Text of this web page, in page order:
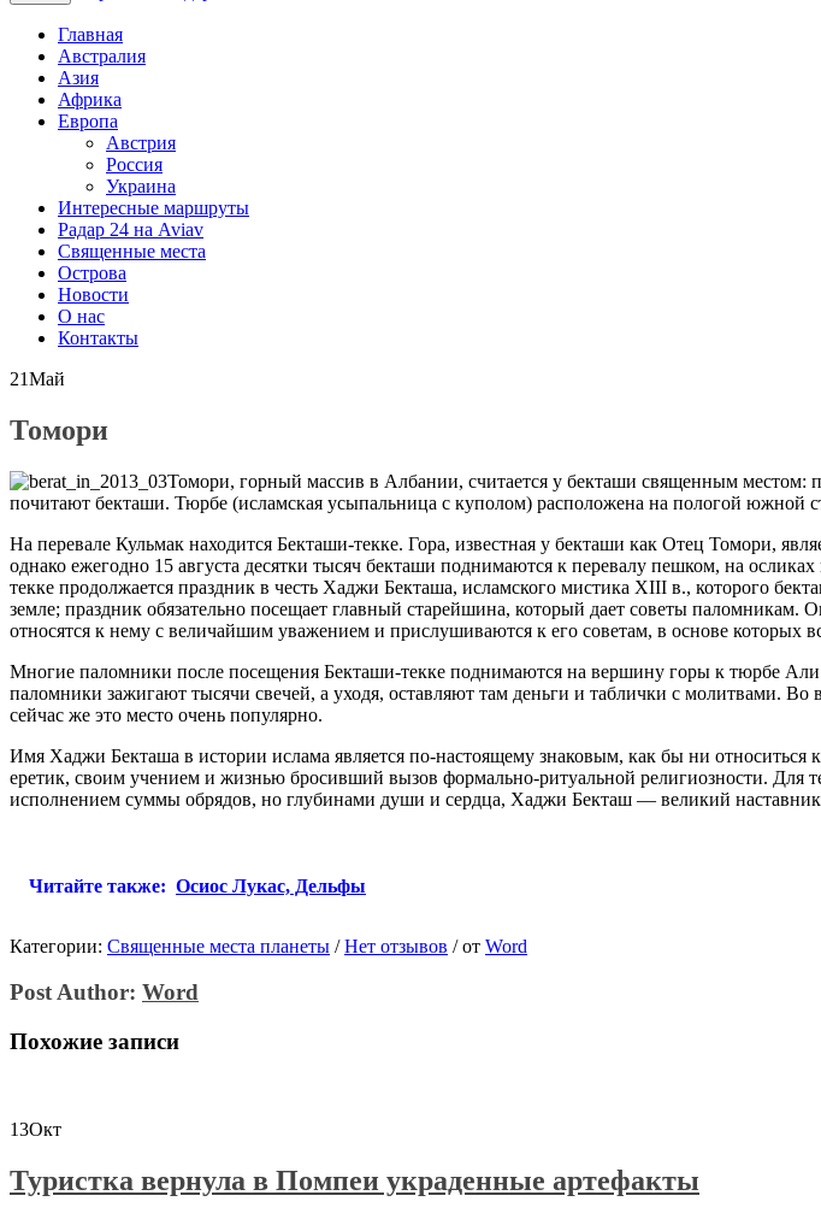
Главная
Австралия
Азия
Африка
Европа
Австрия
Россия
Украина
Интересные маршруты
Радар 24 на Aviav
Священные места
Острова
Новости
О нас
Контакты
21Май
Томори
Томори, горный массив в Албании, считается у бекташи священным местом:
почитают бекташи. Тюрбе (исламская усыпальница с куполом) расположена на пологой южной
На перевале Кульмак находится Бекташи-текке. Гора, известная у бекташи как Отец Томори,
однако ежегодно 15 августа десятки тысяч бекташи поднимаются к перевалу пешком, на
текке продолжается праздник в честь Хаджи Бекташа, исламского мистика XIII в., которого
земле; праздник обязательно посещает главный старейшина, который дает советы паломникам.
относятся к нему с величайшим уважением и прислушиваются к его советам, в основе которых
Многие паломники после посещения Бекташи-текке поднимаются на вершину горы к тюрбе
паломники зажигают тысячи свечей, а уходя, оставляют там деньги и таблички с молитвами.
сейчас же это место очень популярно.
Имя Хаджи Бекташа в истории ислама является по-настоящему знаковым, как бы ни
еретик, своим учением и жизнью бросивший вызов формально-ритуальной религиозности.
исполнением суммы обрядов, но глубинами души и сердца, Хаджи Бекташ — великий
Читайте также: Осиос Лукас, Дельфы
Категории: Священные места планеты / Нет отзывов /от Word
Post Author: Word
Похожие записи
13Окт
Туристка вернула в Помпеи украденные артефакты